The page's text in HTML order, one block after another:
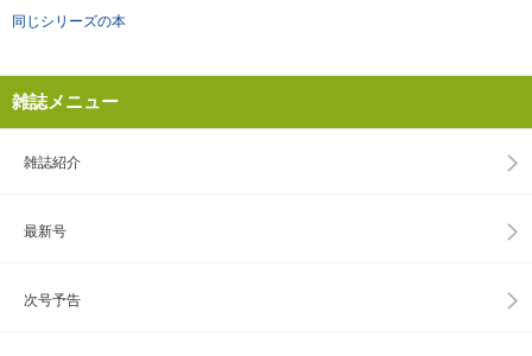
同じシリーズの本
雑誌メニュー
雑誌紹介
最新号
次号予告